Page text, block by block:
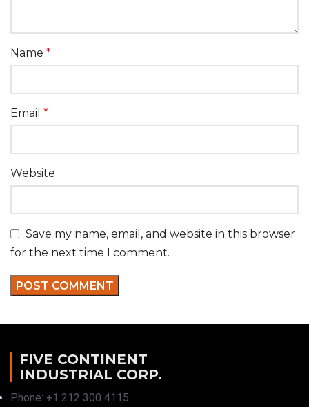
Name *
Email *
Website
Save my name, email, and website in this browser
for the next time I comment.
FIVE CONTINENT
INDUSTRIAL CORP.
Phone: +1 212 300 4115